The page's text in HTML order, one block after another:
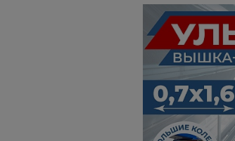
Грузоподъемное
Мусоропровод
Фанера
Опалубка
Вибротехника для
Оборудование